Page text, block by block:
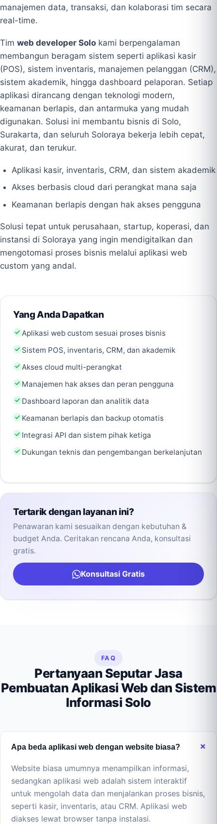
manajemen data, transaksi, dan kolaborasi tim secara
real-time.
Tim web developer Solo kami berpengalaman
membangun beragam sistem seperti aplikasi kasir
(POS), sistem inventaris, manajemen pelanggan (CRM),
sistem akademik, hingga dashboard pelaporan. Setiap
aplikasi dirancang dengan teknologi modern,
keamanan berlapis, dan antarmuka yang mudah
digunakan. Solusi ini membantu bisnis di Solo,
Surakarta, dan seluruh Soloraya bekerja lebih cepat,
akurat, dan terukur.
Aplikasi kasir, inventaris, CRM, dan sistem akademik
Akses berbasis cloud dari perangkat mana saja
Keamanan berlapis dengan hak akses pengguna
Solusi tepat untuk perusahaan, startup, koperasi, dan
instansi di Soloraya yang ingin mendigitalkan dan
mengotomasi proses bisnis melalui aplikasi web
custom yang andal.
Yang Anda Dapatkan
Aplikasi web custom sesuai proses bisnis
Sistem POS, inventaris, CRM, dan akademik
Akses cloud multi-perangkat
Manajemen hak akses dan peran pengguna
Dashboard laporan dan analitik data
Keamanan berlapis dan backup otomatis
Integrasi API dan sistem pihak ketiga
Dukungan teknis dan pengembangan berkelanjutan
Tertarik dengan layanan ini?
Penawaran kami sesuaikan dengan kebutuhan &
budget Anda. Ceritakan rencana Anda, konsultasi
gratis.
Konsultasi Gratis
FAQ
Pertanyaan Seputar Jasa
Pembuatan Aplikasi Web dan Sistem
Informasi Solo
Apa beda aplikasi web dengan website biasa?
Website biasa umumnya menampilkan informasi,
sedangkan aplikasi web adalah sistem interaktif
untuk mengolah data dan menjalankan proses bisnis,
seperti kasir, inventaris, atau CRM. Aplikasi web
diakses lewat browser tanpa instalasi.